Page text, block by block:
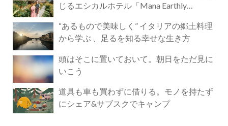
じるエシカルホテル「Mana Earthly
“あるもので美味しく” イタリアの郷土料理
から学ぶ 、足るを知る幸せな生き方
頭はそこに置いておいて。朝日をただ見に
いこう
道具も車も買わずに借りる。モノを持たず
にシェア&サブスクでキャンプ